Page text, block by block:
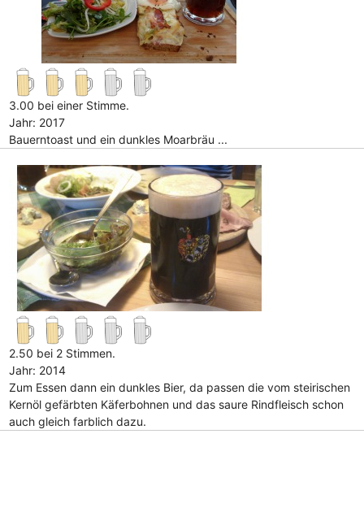
3.00 bei einer Stimme.
Jahr: 2017
Bauerntoast und ein dunkles Moarbräu ...
2.50 bei 2 Stimmen.
Jahr: 2014
Zum Essen dann ein dunkles Bier, da passen die vom steirischen
Kernöl gefärbten Käferbohnen und das saure Rindfleisch schon
auch gleich farblich dazu.